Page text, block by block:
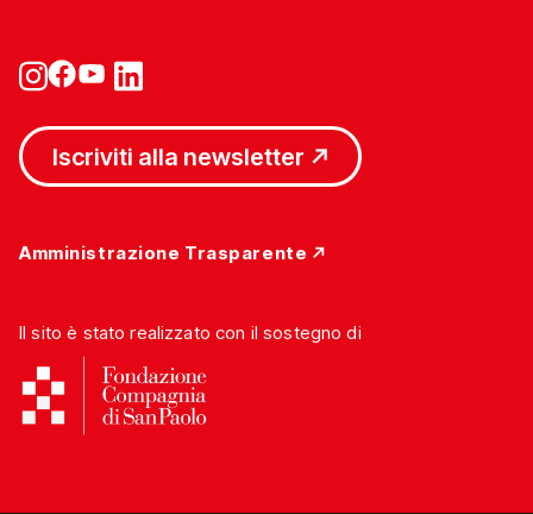
Iscriviti alla newsletter
Amministrazione Trasparente
Il sito è stato realizzato con il sostegno di